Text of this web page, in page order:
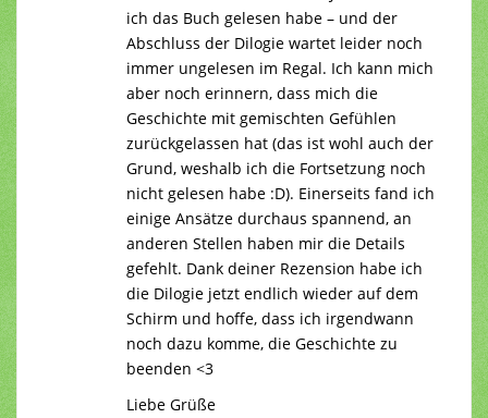
ich das Buch gelesen habe – und der
Abschluss der Dilogie wartet leider noch
immer ungelesen im Regal. Ich kann mich
aber noch erinnern, dass mich die
Geschichte mit gemischten Gefühlen
zurückgelassen hat (das ist wohl auch der
Grund, weshalb ich die Fortsetzung noch
nicht gelesen habe :D). Einerseits fand ich
einige Ansätze durchaus spannend, an
anderen Stellen haben mir die Details
gefehlt. Dank deiner Rezension habe ich
die Dilogie jetzt endlich wieder auf dem
Schirm und hoffe, dass ich irgendwann
noch dazu komme, die Geschichte zu
beenden <3
Liebe Grüße